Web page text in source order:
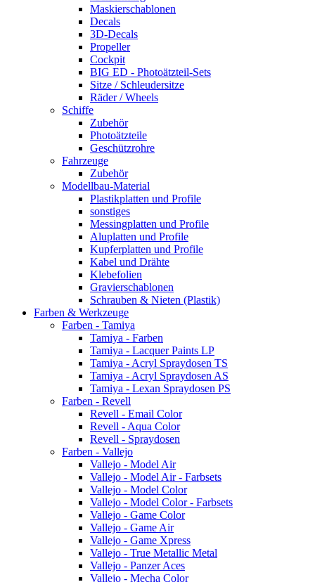
Maskierschablonen
Decals
3D-Decals
Propeller
Cockpit
BIG ED - Photoätzteil-Sets
Sitze / Schleudersitze
Räder / Wheels
Schiffe
Zubehör
Photoätzteile
Geschützrohre
Fahrzeuge
Zubehör
Modellbau-Material
Plastikplatten und Profile
sonstiges
Messingplatten und Profile
Aluplatten und Profile
Kupferplatten und Profile
Kabel und Drähte
Klebefolien
Gravierschablonen
Schrauben & Nieten (Plastik)
Farben & Werkzeuge
Farben - Tamiya
Tamiya - Farben
Tamiya - Lacquer Paints LP
Tamiya - Acryl Spraydosen TS
Tamiya - Acryl Spraydosen AS
Tamiya - Lexan Spraydosen PS
Farben - Revell
Revell - Email Color
Revell - Aqua Color
Revell - Spraydosen
Farben - Vallejo
Vallejo - Model Air
Vallejo - Model Air - Farbsets
Vallejo - Model Color
Vallejo - Model Color - Farbsets
Vallejo - Game Color
Vallejo - Game Air
Vallejo - Game Xpress
Vallejo - True Metallic Metal
Vallejo - Panzer Aces
Vallejo - Mecha Color